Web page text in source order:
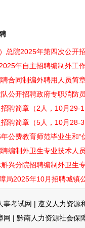
总院2025年第四次公开
年自主招聘编制外工
合同制编外聘用人员简
公开招聘政府专职消防
聘简章（2人，10月29-
聘简章（5人，10月28-
公费教育师范毕业生和
编制外卫生专业技术人
兴分院招聘编制外卫生
局2025年10月招聘城镇
事考试网 | 遵义人力资源
网 | 黔南人力资源社会保